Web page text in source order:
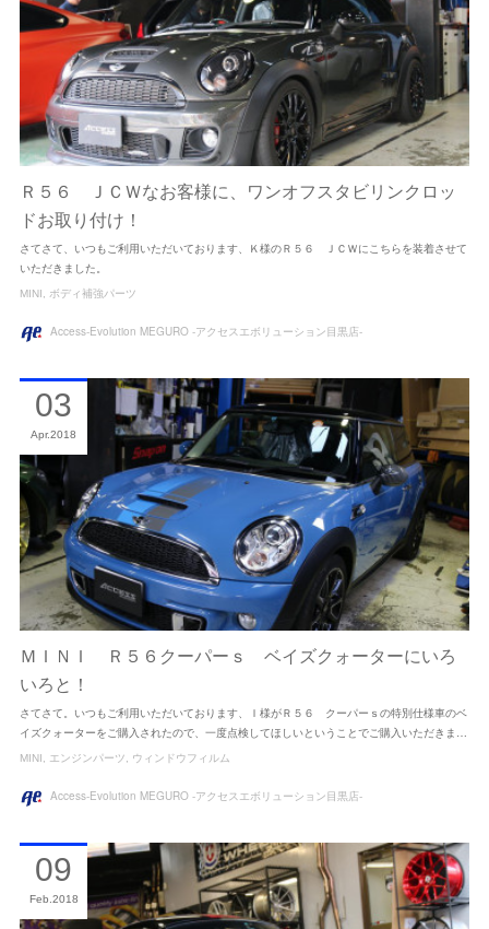
Ｒ５６ ＪＣＷなお客様に、ワンオフスタビリンクロッ
ドお取り付け！
さてさて、いつもご利用いただいております、Ｋ様のＲ５６ ＪＣＷにこちらを装着させて
いただきました。
MINI ボディ補強パーツ
Access-Evolution MEGURO -アクセスエボリューション目黒店-
ＭＩＮＩ Ｒ５６クーパーｓ ベイズクォーターにいろ
いろと！
さてさて。いつもご利用いただいております、Ｉ様がＲ５６ クーパーｓの特別仕様車のベ
イズクォーターをご購入されたので、一度点検してほしいということでご購入いただきま…
03
Apr 2018
MINI エンジンパーツ ウィンドウフィルム
Access-Evolution MEGURO -アクセスエボリューション目黒店-
09
Feb 2018